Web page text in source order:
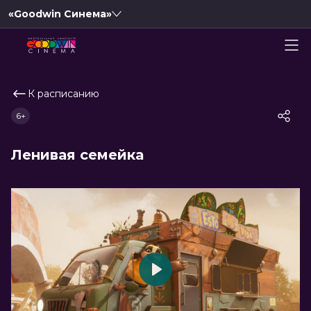
«Goodwin Синема»
К расписанию
Ленивая семейка
6+
Play